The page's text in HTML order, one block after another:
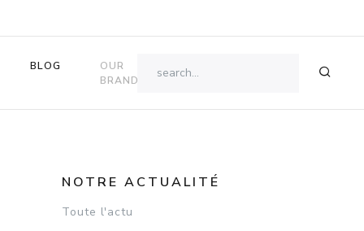
BLOG
OUR
BRANDS
NOTRE ACTUALITÉ
Toute l'actu